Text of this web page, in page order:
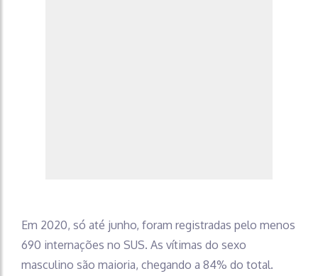
Em 2020, só até junho, foram registradas pelo menos
690 internações no SUS. As vítimas do sexo
masculino são maioria, chegando a 84% do total.